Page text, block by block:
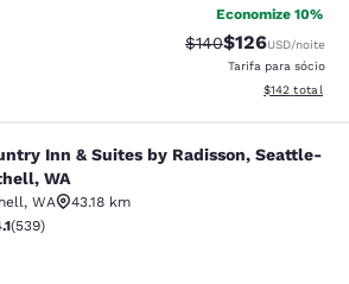
Economize 10%
Tarifa anterior
$140Tarifa com
$126USD/noite
Tarifa para sócio
Exibir
$142 total
& Suites by Radisson,
Inn & Suites by Radisson, Seattle-
WA
, WA
43.18 km
4.09 estrelas. Muito bom. 539 avaliações
(539)